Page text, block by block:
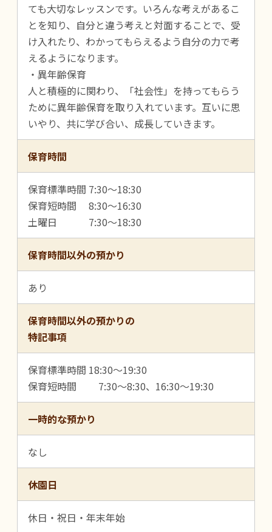
ても大切なレッスンです。いろんな考えがあるこ
とを知り、自分と違う考えと対面することで、受
け入れたり、わかってもらえるよう自分の力で考
えるようになります。
・異年齢保育
人と積極的に関わり、「社会性」を持ってもらう
ために異年齢保育を取り入れています。互いに思
いやり、共に学び合い、成長していきます。
保育時間
保育標準時間 7:30～18:30
保育短時間 8:30～16:30
土曜日 7:30～18:30
保育時間以外の預かり
あり
保育時間以外の預かりの
特記事項
保育標準時間 18:30～19:30
保育短時間 7:30～8:30、16:30～19:30
一時的な預かり
なし
休園日
休日・祝日・年末年始